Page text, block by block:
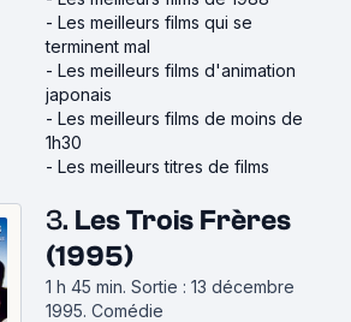
- Les meilleurs films qui se
terminent mal
- Les meilleurs films d'animation
japonais
- Les meilleurs films de moins de
1h30
- Les meilleurs titres de films
3. Les Trois Frères
(1995)
1 h 45 min. Sortie : 13 décembre
1995. Comédie